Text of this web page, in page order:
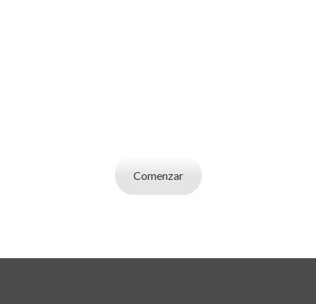
Comenzar